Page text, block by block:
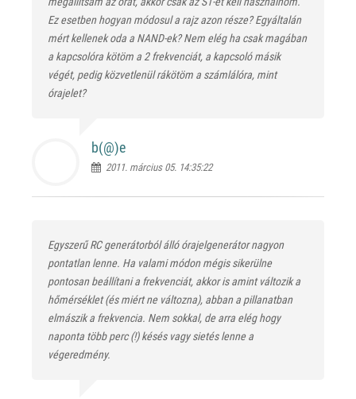
Ez esetben hogyan módosul a rajz azon része? Egyáltalán
mért kellenek oda a NAND-ek? Nem elég ha csak magában
a kapcsolóra kötöm a 2 frekvenciát, a kapcsoló másik
végét, pedig közvetlenül rákötöm a számlálóra, mint
órajelet?
b(@)e
2011. március 05. 14:35:22
Egyszerű RC generátorból álló órajelgenerátor nagyon
pontatlan lenne. Ha valami módon mégis sikerülne
pontosan beállítani a frekvenciát, akkor is amint változik a
hőmérséklet (és miért ne változna), abban a pillanatban
elmászik a frekvencia. Nem sokkal, de arra elég hogy
naponta több perc (!) késés vagy sietés lenne a
végeredmény.